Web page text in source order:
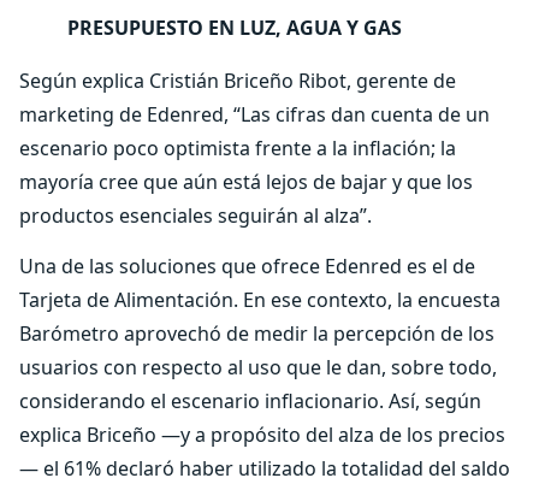
PRESUPUESTO EN LUZ, AGUA Y GAS
Según explica Cristián Briceño Ribot, gerente de
marketing de Edenred, “Las cifras dan cuenta de un
escenario poco optimista frente a la inflación; la
mayoría cree que aún está lejos de bajar y que los
productos esenciales seguirán al alza”.
Una de las soluciones que ofrece Edenred es el de
Tarjeta de Alimentación. En ese contexto, la encuesta
Barómetro aprovechó de medir la percepción de los
usuarios con respecto al uso que le dan, sobre todo,
considerando el escenario inflacionario. Así, según
explica Briceño —y a propósito del alza de los precios
— el 61% declaró haber utilizado la totalidad del saldo